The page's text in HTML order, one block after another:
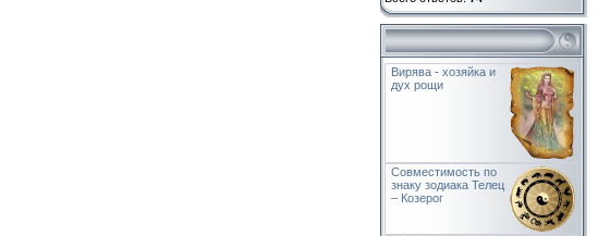
Вирява - хозяйка и
дух рощи
Совместимость по
знаку зодиака Телец
– Козерог